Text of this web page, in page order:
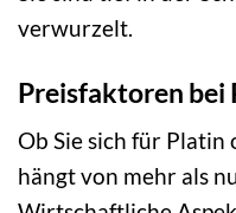
verwurzelt.
Preisfaktoren bei
Ob Sie sich für
hängt von mehr als